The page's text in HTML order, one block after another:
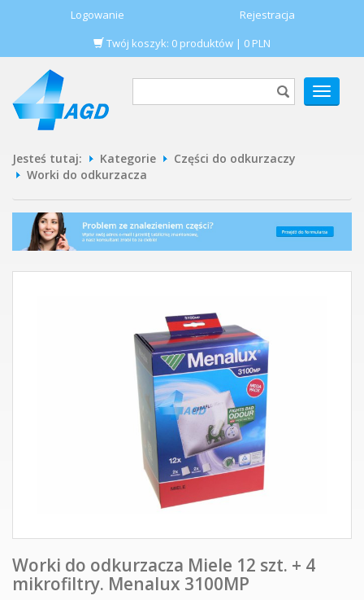
Logowanie
Rejestracja
Twój koszyk: 0 produktów | 0 PLN
POKAŻ
MENU
Jesteś tutaj: Kategorie
Części do odkurzaczy
Worki do odkurzacza
Worki do odkurzacza Miele 12 szt. + 4
mikrofiltry. Menalux 3100MP